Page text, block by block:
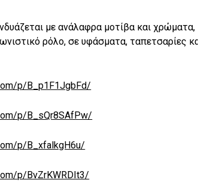
με ανάλαφρα μοτίβα και χρώματα,
ρόλο, σε υφάσματα, ταπετσαρίες
p/B_p1F1JgbFd/
p/B_sQr8SAfPw/
p/B_xfalkgH6u/
p/BvZrKWRDIt3/